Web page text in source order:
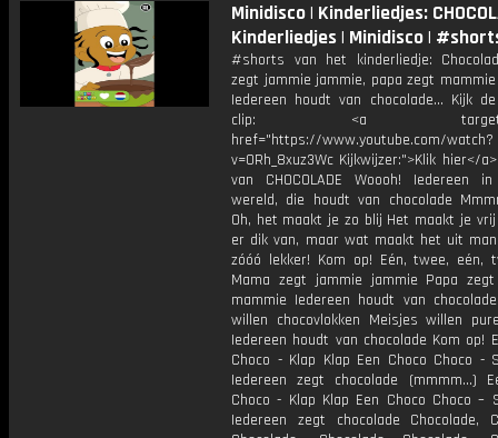
Minidisco | Kinderliedjes:
Kinderliedjes | Minidisco |
#shorts van het kinderliedje:
zegt jammie jammie, papa zegt
Iedereen houdt van chocolade… Kijk
clip: <a
href="https://www.youtube.com/watch?
v=0Rh_8xuz3Wc Kijkwijzer:">Klik hier</a>
van CHOCOLADE Woooh! Iedereen
wereld, die houdt van chocolade
Oh, het maakt je zo blij Het maakt je
er dik van, maar wat maakt het uit
zóóó lekker! Kom op! Eén, twee, eén,
Mama zegt jammie jammie Papa
mammie Iedereen houdt van
willen chocovlokken Meisjes willen
Iedereen houdt van chocolade Kom op!
Choco - Klap Klap Een Choco Choco -
Iedereen zegt chocolade (mmmm…)
Choco - Klap Klap Een Choco Choco –
Iedereen zegt chocolade Chocolade,